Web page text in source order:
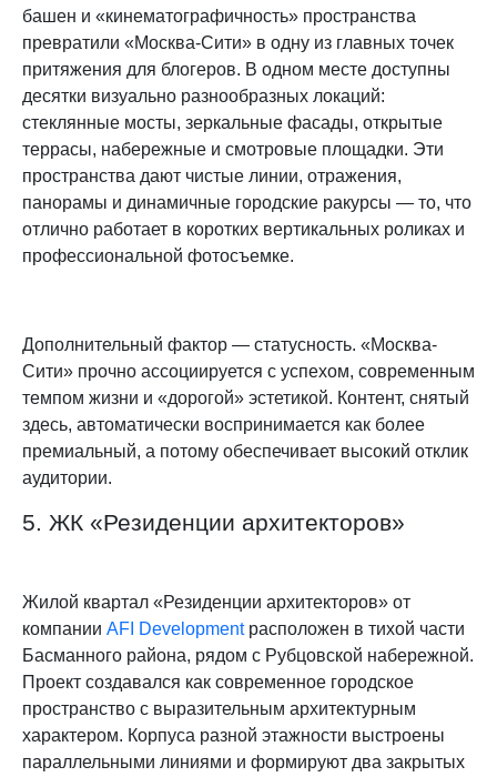
башен и «кинематографичность» пространства
превратили «Москва-Сити» в одну из главных точек
притяжения для блогеров. В одном месте доступны
десятки визуально разнообразных локаций:
стеклянные мосты, зеркальные фасады, открытые
террасы, набережные и смотровые площадки. Эти
пространства дают чистые линии, отражения,
панорамы и динамичные городские ракурсы — то, что
отлично работает в коротких вертикальных роликах и
профессиональной фотосъемке.
Дополнительный фактор — статусность. «Москва-
Сити» прочно ассоциируется с успехом, современным
темпом жизни и «дорогой» эстетикой. Контент, снятый
здесь, автоматически воспринимается как более
премиальный, а потому обеспечивает высокий отклик
аудитории.
5. ЖК «Резиденции архитекторов»
Жилой квартал «Резиденции архитекторов» от
компании AFI Developmentрасположен в тихой части
Басманного района, рядом с Рубцовской набережной.
Проект создавался как современное городское
пространство с выразительным архитектурным
характером. Корпуса разной этажности выстроены
параллельными линиями и формируют два закрытых